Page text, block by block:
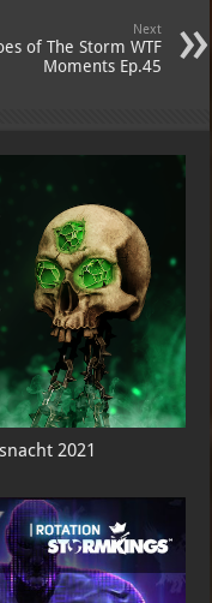
Next
of The Storm WTF
Moments Ep.45
2021